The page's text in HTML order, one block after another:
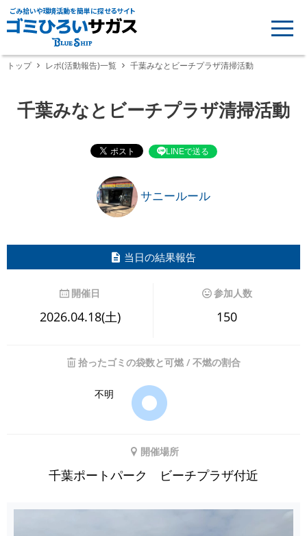
ごみ拾いや環境活動を簡単に探せるサイト
トップ レポ(活動報告)一覧 千葉みなとビーチプラザ清掃活動
千葉みなとビーチプラザ清掃活動
LINEで送る
サニールール
当日の結果報告
開催日
2026.04.18(土)
参加人数
150
拾ったゴミの袋数と可燃 / 不燃の割合
不明
開催場所
千葉ポートパーク ビーチプラザ付近